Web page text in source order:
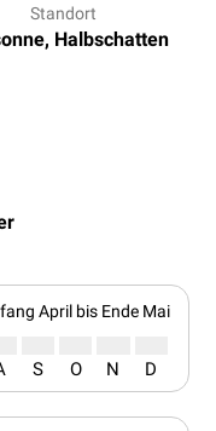
Standort
Halbschatten
April bis Ende Mai
S O N D